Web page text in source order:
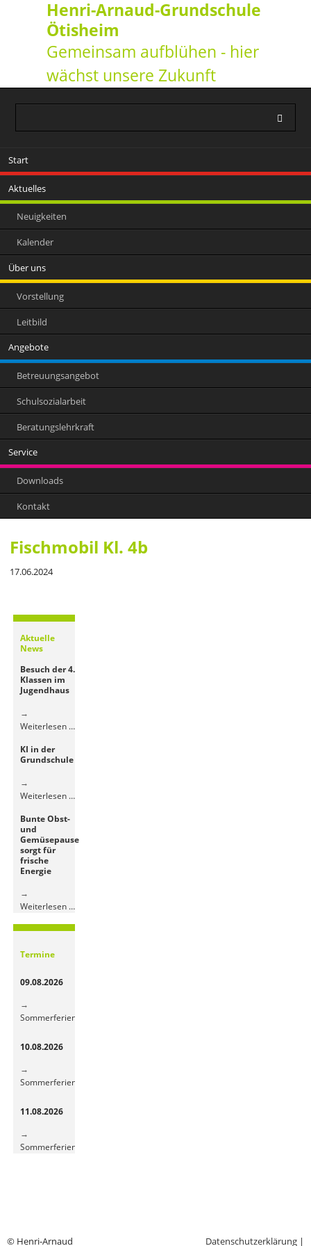
Henri-Arnaud-Grundschule
Ötisheim
Gemeinsam aufblühen - hier
wächst unsere Zukunft
überspringen
Start
Aktuelles
Neuigkeiten
Kalender
Über uns
Vorstellung
Leitbild
Angebote
Betreuungsangebot
Schulsozialarbeit
Beratungslehrkraft
Service
Downloads
Kontakt
Fischmobil Kl. 4b
17.06.2024
Aktuelle
News
Besuch der 4.
Klassen im
Jugendhaus
Weiterlesen …Besuch
KI in der
Grundschule
Weiterlesen …KI
Bunte Obst-
und
Gemüsepause
sorgt für
frische
Energie
Weiterlesen …Bunte
und
Termine
09.08.2026
Sommerferien
10.08.2026
Sommerferien
11.08.2026
Sommerferien
© Henri-Arnaud Datenschutzerklärung |